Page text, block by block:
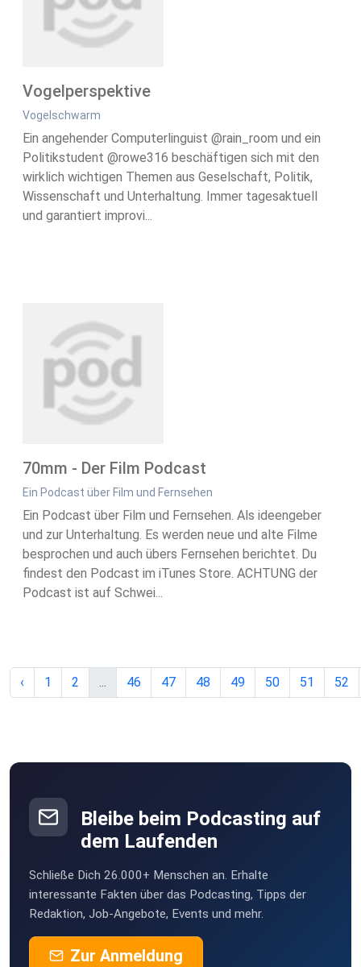
Vogelperspektive
Vogelschwarm
Ein angehender Computerlinguist @rain_room und ein
Politikstudent @rowe316 beschäftigen sich mit den
wirklich wichtigen Themen aus Geselschaft, Politik,
Wissenschaft und Unterhaltung. Immer tagesaktuell
und garantiert improvi...
70mm - Der Film Podcast
Ein Podcast über Film und Fernsehen
Ein Podcast über Film und Fernsehen. Als ideengeber
und zur Unterhaltung. Es werden neue und alte Filme
besprochen und auch übers Fernsehen berichtet. Du
findest den Podcast im iTunes Store. ACHTUNG der
Podcast ist auf Schwei...
‹ 1 2 ... 46 47 48 49 50 51 52
Bleibe beim Podcasting auf
dem Laufenden
Schließe Dich 26.000+ Menschen an. Erhalte
interessante Fakten über das Podcasting, Tipps der
Redaktion, Job-Angebote, Events und mehr.
Zur Anmeldung